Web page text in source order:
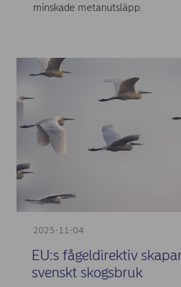
minskade metanutsläpp.
2025-11-04
EU:s fågeldirektiv
svenskt skogsbruk